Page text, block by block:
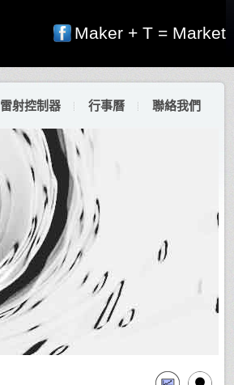
Maker + T = Market
雷射控制器 行事曆 聯絡我們